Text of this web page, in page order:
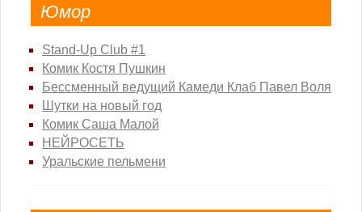
Юмор
Stand-Up Club #1
Комик Костя Пушкин
Бессменный ведущий Камеди Клаб Павел Воля
Шутки на новый год
Комик Саша Малой
НЕЙРОСЕТЬ
Уральские пельмени